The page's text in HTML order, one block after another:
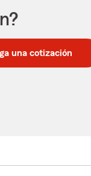
una cotización